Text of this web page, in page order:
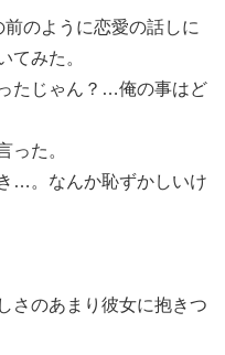
のように恋愛の話しに
てみた。
たじゃん？…俺の事はど
った。
…。なんか恥ずかしいけ
さのあまり彼女に抱きつ